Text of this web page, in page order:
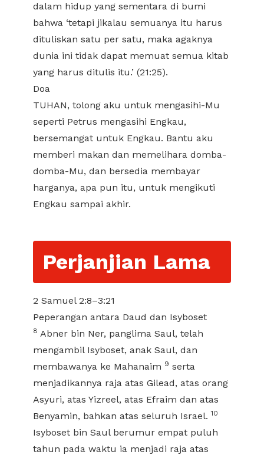
dalam hidup yang sementara di bumi
bahwa ‘tetapi jikalau semuanya itu harus
dituliskan satu per satu, maka agaknya
dunia ini tidak dapat memuat semua kitab
yang harus ditulis itu.’ (21:25).
Doa
TUHAN, tolong aku untuk mengasihi-Mu
seperti Petrus mengasihi Engkau,
bersemangat untuk Engkau. Bantu aku
memberi makan dan memelihara domba-
domba-Mu, dan bersedia membayar
harganya, apa pun itu, untuk mengikuti
Engkau sampai akhir.
Perjanjian Lama
2 Samuel 2:8–3:21
Peperangan antara Daud dan Isyboset
8 Abner bin Ner, panglima Saul, telah
mengambil Isyboset, anak Saul, dan
membawanya ke Mahanaim 9 serta
menjadikannya raja atas Gilead, atas orang
Asyuri, atas Yizreel, atas Efraim dan atas
Benyamin, bahkan atas seluruh Israel.10
Isyboset bin Saul berumur empat puluh
tahun pada waktu ia menjadi raja atas